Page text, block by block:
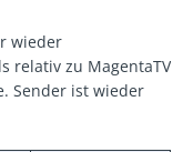
wieder
relativ zu MagentaTV
Sender ist wieder